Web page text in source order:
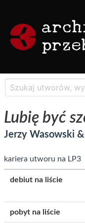
Lubię być
Jerzy Wasowski
kariera utworu na LP3
debiut na liście
pobyt na liście